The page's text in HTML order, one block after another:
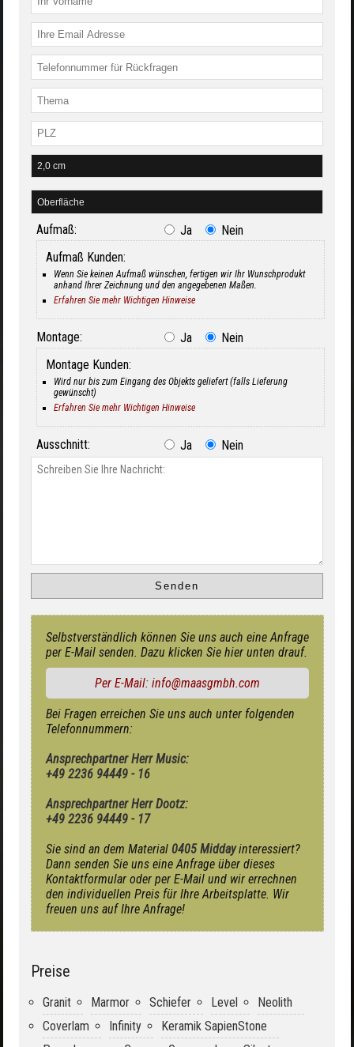
Aufmaß: Ja
Nein
Aufmaß Kunden:
Wenn Sie keinen Aufmaß wünschen, fertigen wir Ihr Wunschprodukt
anhand Ihrer Zeichnung und den angegebenen Maßen.
Erfahren Sie mehr Wichtigen Hinweise
Montage: Ja
Nein
Montage Kunden:
Wird nur bis zum Eingang des Objekts geliefert (falls Lieferung
gewünscht)
Erfahren Sie mehr Wichtigen Hinweise
Ausschnitt: Ja Nein
Selbstverständlich können Sie uns auch eine Anfrage
per E-Mail senden. Dazu klicken Sie hier unten drauf.
Per E-Mail: info@maasgmbh.com
Bei Fragen erreichen Sie uns auch unter folgenden
Telefonnummern:
Ansprechpartner Herr Music:
+49 2236 94449 - 16
Ansprechpartner Herr Dootz:
+49 2236 94449 - 17
Sie sind an dem Material 0405 Middayinteressiert?
Dann senden Sie uns eine Anfrage über dieses
Kontaktformular oder per E-Mail und wir errechnen
den individuellen Preis für Ihre Arbeitsplatte. Wir
freuen uns auf Ihre Anfrage!
Preise
Granit Marmor Schiefer Level
Neolith
Coverlam
Infinity
Keramik SapienStone